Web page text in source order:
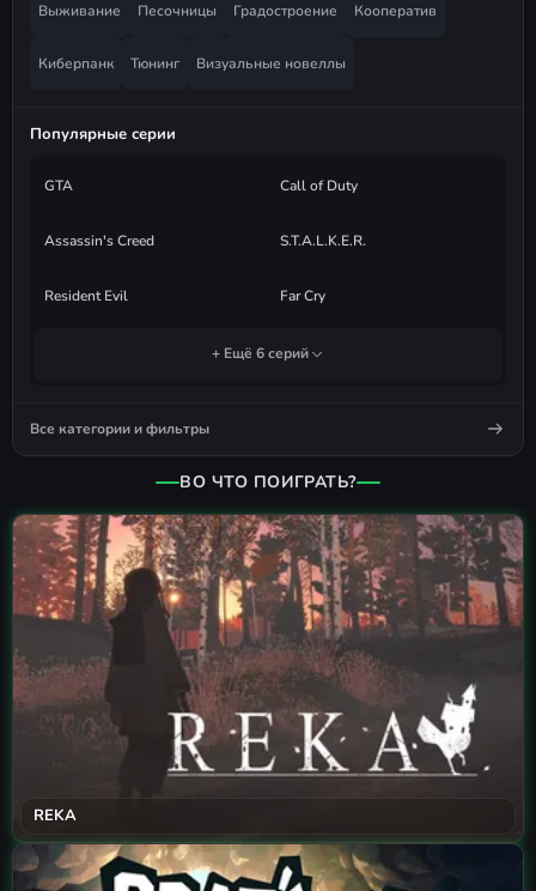
Выживание Песочницы Градостроение Кооператив
Киберпанк Тюнинг Визуальные новеллы
Популярные серии
GTA Call of Duty
Assassin's Creed S.T.A.L.K.E.R.
Resident Evil Far Cry
+ Ещё 6 серий
Все категории и фильтры
ВО ЧТО ПОИГРАТЬ?
REKA